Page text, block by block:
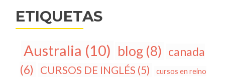
ETIQUETAS
Australia (10) blog(8) canada
(6)
CURSOS DE INGLÉS (5)
cursos en reino